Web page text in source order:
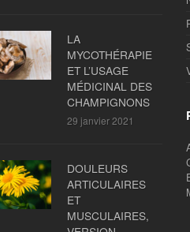
LA
MYCOTHÉRAPIE
ET L’USAGE
MÉDICINAL DES
CHAMPIGNONS
29 janvier 2021
DOULEURS
ARTICULAIRES
ET
MUSCULAIRES,